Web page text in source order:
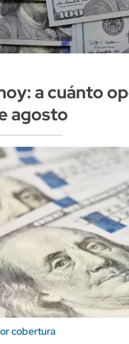
a cuánto
agosto
cobertura